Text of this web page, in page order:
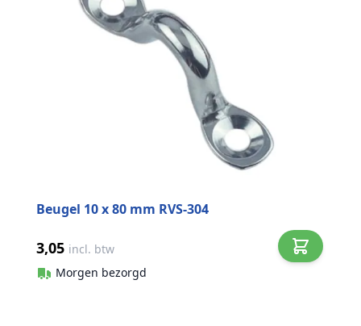
Beugel 10 x 80 mm RVS-304
3,05 incl. btw
Morgen bezorgd